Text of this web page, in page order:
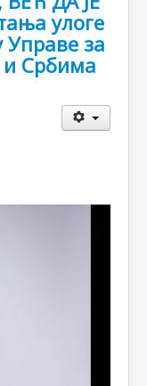
улоге
Управе за
и Србима